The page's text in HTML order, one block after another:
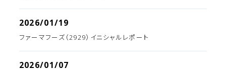
2026/01/19
ファーマフーズ（2929）イニシャルレポート
2026/01/07